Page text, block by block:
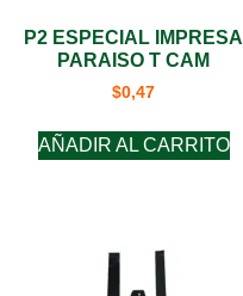
P2 ESPECIAL IMPRESA
PARAISO T CAM
$0,47
AÑADIR AL CARRITO